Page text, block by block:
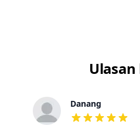
Danang
dari ulasan